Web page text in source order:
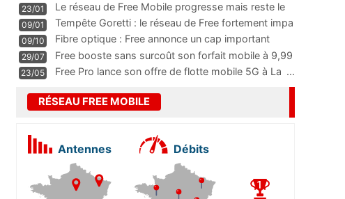
23/01
Le réseau de Free Mobile progresse mais reste le
m
...
09/01
Tempête Goretti : le réseau de Free fortement impa
09/10
Fibre optique : Free annonce un cap important
pass
...
29/07
Free booste sans surcoût son forfait mobile à 9,99
23/05 Free Pro lance son offre de flotte mobile 5G à La ...
RÉSEAU FREE MOBILE
Antennes Débits